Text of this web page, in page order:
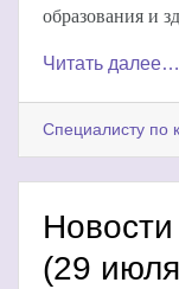
образования и
Читать далее…
Специалисту по
(29